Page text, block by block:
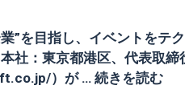
”を目指し、イベントをテ
社：東京都港区、代表取締
）が … 続きを読む